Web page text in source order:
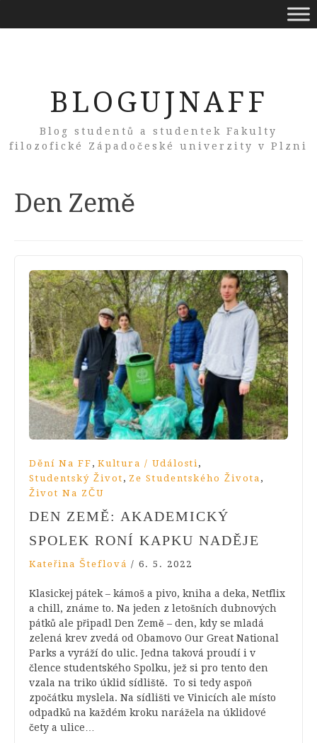
BLOGUJNAFF
Blog studentů a studentek Fakulty
filozofické Západočeské univerzity v Plzni
Tag:
Den Země
Dění Na FF , Kultura / Události ,
Studentský Život , Ze Studentského Života ,
Život Na ZČU
DEN ZEMĚ: AKADEMICKÝ
SPOLEK RONÍ KAPKU NADĚJE
Kateřina Šteflová / 6. 5. 2022
Klasickej pátek – kámoš a pivo, kniha a deka, Netflix
a chill, známe to. Na jeden z letošních dubnových
pátků ale připadl Den Země – den, kdy se mladá
zelená krev zvedá od Obamovo Our Great National
Parks a vyráží do ulic. Jedna taková proudí i v
člence studentského Spolku, jež si pro tento den
vzala na triko úklid sídliště. To si tedy aspoň
zpočátku myslela. Na sídlišti ve Vinicích ale místo
odpadků na každém kroku narážela na úklidové
čety a ulice…